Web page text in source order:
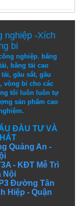
nghiệp-Xích
bi
nghiệp, băng
, băng tải cao
tải, gầu sắt, gầu
, vòng bi cho các
tôi luôn luôn tự
sảnphẩm cao
ĐẦU TƯ VÀ
Quảng An -
- KĐT Mễ Trì
Nội
Đường Tân
Hiệp - Quận